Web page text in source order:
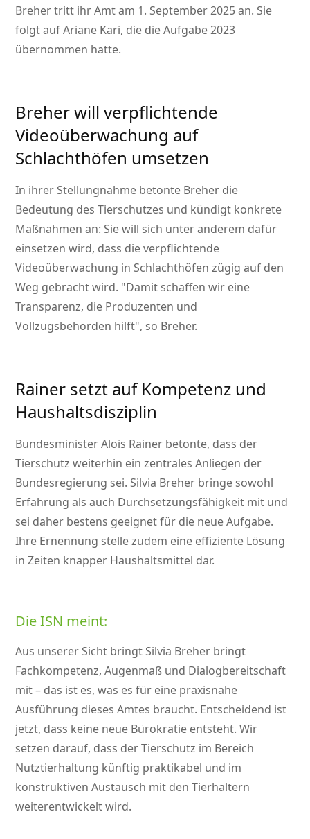
Breher tritt ihr Amt am 1. September 2025 an. Sie
folgt auf Ariane Kari, die die Aufgabe 2023
übernommen hatte.
Breher will verpflichtende
Videoüberwachung auf
Schlachthöfen umsetzen
In ihrer Stellungnahme betonte Breher die
Bedeutung des Tierschutzes und kündigt konkrete
Maßnahmen an: Sie will sich unter anderem dafür
einsetzen wird, dass die verpflichtende
Videoüberwachung in Schlachthöfen zügig auf den
Weg gebracht wird. Damit schaffen wir eine
Transparenz, die Produzenten und
Vollzugsbehörden hilft , so Breher.
Rainer setzt auf Kompetenz und
Haushaltsdisziplin
Bundesminister Alois Rainer betonte, dass der
Tierschutz weiterhin ein zentrales Anliegen der
Bundesregierung sei. Silvia Breher bringe sowohl
Erfahrung als auch Durchsetzungsfähigkeit mit und
sei daher bestens geeignet für die neue Aufgabe.
Ihre Ernennung stelle zudem eine effiziente Lösung
in Zeiten knapper Haushaltsmittel dar.
Die ISN meint:
Aus unserer Sicht bringt Silvia Breher bringt
Fachkompetenz, Augenmaß und Dialogbereitschaft
mit – das ist es, was es für eine praxisnahe
Ausführung dieses Amtes braucht. Entscheidend ist
jetzt, dass keine neue Bürokratie entsteht. Wir
setzen darauf, dass der Tierschutz im Bereich
Nutztierhaltung künftig praktikabel und im
konstruktiven Austausch mit den Tierhaltern
weiterentwickelt wird.